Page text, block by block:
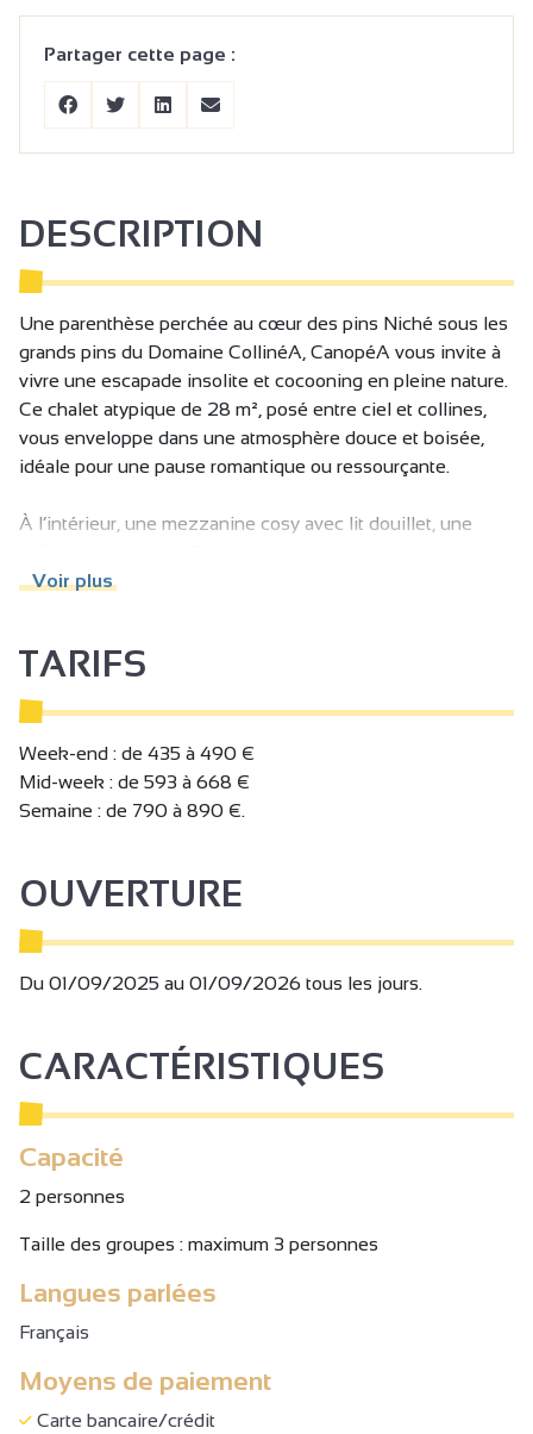
Partager cette page :
DESCRIPTION
Une parenthèse perchée au cœur des pins Niché sous les
grands pins du Domaine CollinéA, CanopéA vous invite à
vivre une escapade insolite et cocooning en pleine nature.
Ce chalet atypique de 28 m², posé entre ciel et collines,
vous enveloppe dans une atmosphère douce et boisée,
idéale pour une pause romantique ou ressourçante.
À l’intérieur, une mezzanine cosy avec lit douillet, une
climatisé ou chauffé selon la saison. À l’extérieur, une
main.
En option : petits-déjeuners gourmands, apéros locaux, et
même massages bien-être pour prolonger l'expérience
sensorielle.
Facteur Cheval, les vins de Tain l’Hermitage et
culture et saveurs, au cœur de la Drôme des Collines.
Voir plus
TARIFS
Week-end : de 435 à 490 €
Mid-week : de 593 à 668 €
Semaine : de 790 à 890 €.
OUVERTURE
Du 01/09/2025 au 01/09/2026 tous les jours.
CARACTÉRISTIQUES
Capacité
2 personnes
Taille des groupes : maximum 3 personnes
Langues parlées
Français
Moyens de paiement
Carte bancaire/crédit